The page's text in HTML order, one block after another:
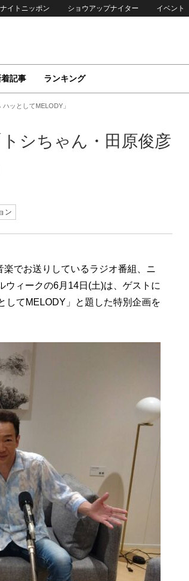
イトニッポン ショウアップナイター イベント
着記事 ランキング
ッとしてMELODY」
シちゃん・田原俊彦
ン
でお送りしているラジオ番組、ニ
ウィークの6月14日(土)は、ゲストに
してMELODY」と題した特別企画を